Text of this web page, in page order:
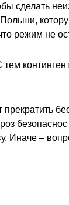
сделать
режим не
Иначе –